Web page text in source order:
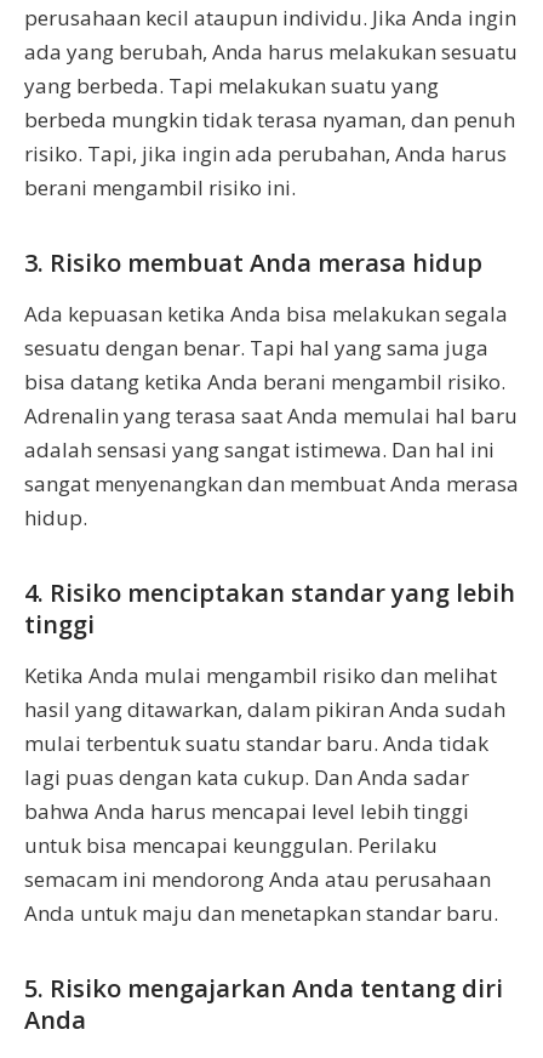
perusahaan kecil ataupun individu. Jika Anda ingin
ada yang berubah, Anda harus melakukan sesuatu
yang berbeda. Tapi melakukan suatu yang
berbeda mungkin tidak terasa nyaman, dan penuh
risiko. Tapi, jika ingin ada perubahan, Anda harus
berani mengambil risiko ini.
3. Risiko membuat Anda merasa hidup
Ada kepuasan ketika Anda bisa melakukan segala
sesuatu dengan benar. Tapi hal yang sama juga
bisa datang ketika Anda berani mengambil risiko.
Adrenalin yang terasa saat Anda memulai hal baru
adalah sensasi yang sangat istimewa. Dan hal ini
sangat menyenangkan dan membuat Anda merasa
hidup.
4. Risiko menciptakan standar yang lebih
tinggi
Ketika Anda mulai mengambil risiko dan melihat
hasil yang ditawarkan, dalam pikiran Anda sudah
mulai terbentuk suatu standar baru. Anda tidak
lagi puas dengan kata cukup. Dan Anda sadar
bahwa Anda harus mencapai level lebih tinggi
untuk bisa mencapai keunggulan. Perilaku
semacam ini mendorong Anda atau perusahaan
Anda untuk maju dan menetapkan standar baru.
5. Risiko mengajarkan Anda tentang diri
Anda